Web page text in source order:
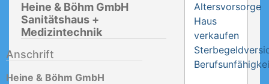
Heine & Böhm GmbH
Sanitätshaus +
Medizintechnik
Anschrift
Heine & Böhm GmbH
Altersvorsorge
Haus
verkaufen